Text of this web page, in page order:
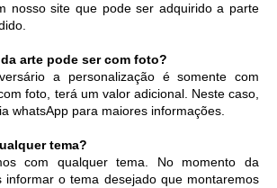
nosso site que pode ser adquirido a parte
arte pode ser com foto?
a personalização é somente com
foto, terá um valor adicional. Neste caso,
whatsApp para maiores informações.
tema?
com qualquer tema. No momento da
informar o tema desejado que montaremos